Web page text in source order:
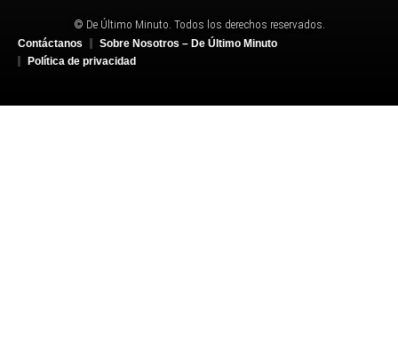
© De Último Minuto. Todos los derechos reservados.
Contáctanos
Sobre Nosotros – De Último Minuto
Política de privacidad